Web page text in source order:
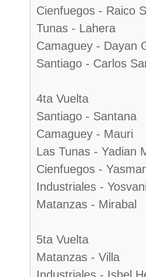
Cienfuegos - Raico
Tunas - Lahera
Camaguey - Dayan
Santiago - Carlos
4ta Vuelta
Santiago - Santana
Camaguey - Mauri
Las Tunas - Yadian
Cienfuegos -
Industriales -
Matanzas - Mirabal
5ta Vuelta
Matanzas - Villa